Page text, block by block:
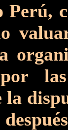
Perú,
por